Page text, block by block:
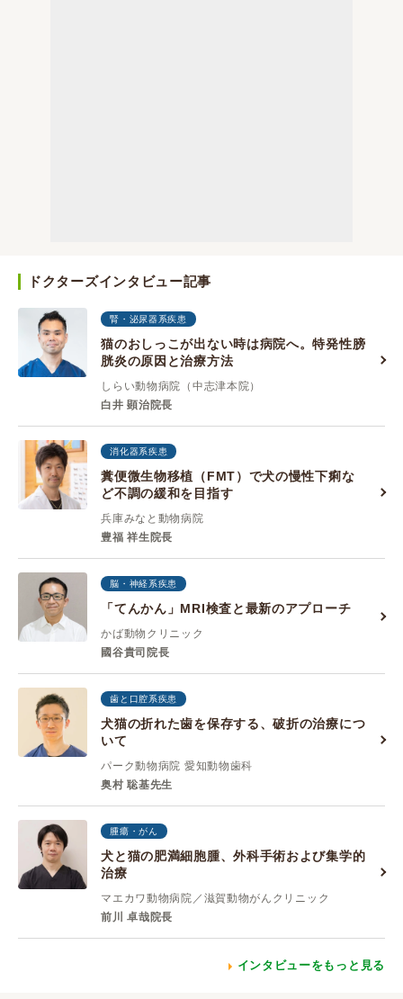
ドクターズインタビュー記事
腎・泌尿器系疾患
猫のおしっこが出ない時は病院へ。特発性膀
胱炎の原因と治療方法
しらい動物病院（中志津本院）
白井 顕治院長
消化器系疾患
糞便微生物移植（FMT）で犬の慢性下痢な
ど不調の緩和を目指す
兵庫みなと動物病院
豊福 祥生院長
脳・神経系疾患
「てんかん」MRI検査と最新のアプローチ
かば動物クリニック
國谷貴司院長
歯と口腔系疾患
犬猫の折れた歯を保存する、破折の治療につ
いて
パーク動物病院 愛知動物歯科
奥村 聡基先生
腫瘍・がん
犬と猫の肥満細胞腫、外科手術および集学的
治療
マエカワ動物病院／滋賀動物がんクリニック
前川 卓哉院長
インタビューをもっと見る